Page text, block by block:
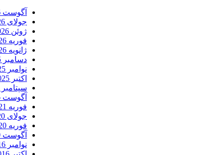
آگوست 2026
جولای 2026
ژوئن 2026
فوریه 2026
ژانویه 2026
دسامبر 2025
نوامبر 2025
اکتبر 2025
سپتامبر 2025
آگوست 2025
فوریه 2021
جولای 2020
فوریه 2020
آگوست 2019
نوامبر 2016